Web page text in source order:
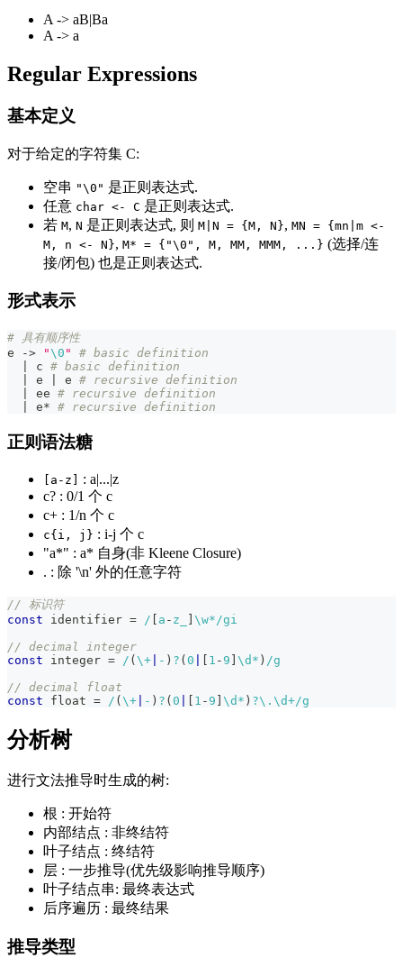
A -> aB|Ba
A -> a
Regular Expressions
基本定义
对于给定的字符集 C:
空串 "\0" 是正则表达式.
任意 char <- C 是正则表达式.
若 M, N 是正则表达式, 则 M|N = {M, N}, MN = {mn|m <-
M, n <- N}, M* = {"\0", M, MM, MMM, ...} (选择/连
接/闭包) 也是正则表达式.
形式表示
# 具有顺序性
e -> "\0 "
# basic definition
c # basic definition
e e # recursive definition
ee # recursive definition
e* # recursive definition
正则语法糖
[a-z] : a|...|z
c? : 0/1 个 c
c+ : 1/n 个 c
c{i, j} : i-j 个 c
"a*" : a* 自身(非 Kleene Closure)
. : 除 '\n' 外的任意字符
// 标识符
const identifier = / [ a - z ] \w* /gi
// decimal integer
const integer = / (\+ - ) ? (0 [ 1 - 9 ] \d * ) /g
// decimal float
const float = / (\+ - ) ? (0 [ 1 - 9 ] \d * ) ?\. \d+/g
分析树
进行文法推导时生成的树:
根 : 开始符
内部结点 : 非终结符
叶子结点 : 终结符
层 : 一步推导(优先级影响推导顺序)
叶子结点串: 最终表达式
后序遍历 : 最终结果
推导类型